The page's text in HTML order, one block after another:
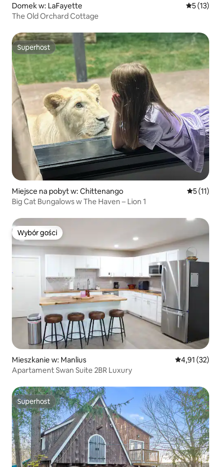
Domek w: LaFayette Średnia
5 (13)
The Old Orchard Cottage
Superhost
Superhost
Miejsce na pobyt w: Chittenango Średnia
5 (11)
Big Cat Bungalows w The Haven – Lion 1
Wybór gości
Wybór gości
Mieszkanie w: Manlius Średnia
4,91 (32)
Apartament Swan Suite 2BR Luxury
Superhost
Superhost